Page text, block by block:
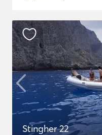
Stingher 22